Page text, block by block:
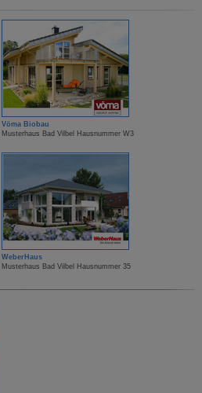
Vöma Biobau
Musterhaus Bad Vilbel Hausnummer W3
WeberHaus
Musterhaus Bad Vilbel Hausnummer 35